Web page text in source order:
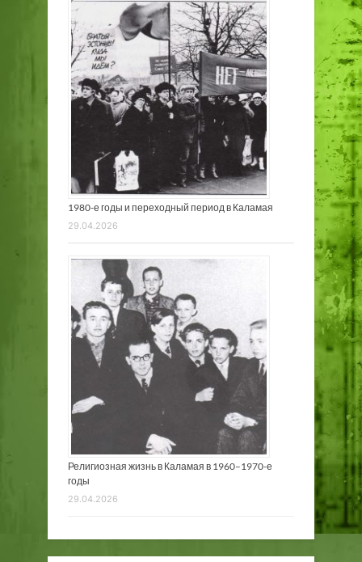
1980-е годы и переходный период в Каламая
29.04.2026
Религиозная жизнь в Каламая в 1960–1970-е
годы
29.04.2026